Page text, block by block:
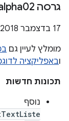
גרסה ‎1
‫17 בדצמבר 2018
מומלץ לעיין גם
ובאפליקציה
תכונות חדשות
נוסף